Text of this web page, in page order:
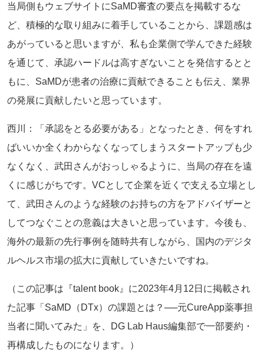
当局側もウェブサイトにSaMD審査の要点を掲載するな
ど、積極的な取り組みに着手していることから、課題感は
あがっていると思いますが、私も企業側で学んできた経験
を通じて、承認ハードルは高すぎないことを発信するとと
もに、SaMDが患者の治療に貢献できることも伝え、業界
の発展に貢献したいと思っています。
西川：「承認をとる必要がある」となったとき、何をすれ
ばいいか全くわからなくなってしまうスタートアップも少
なくなく、武田さんがおっしゃるように、当局の存在を遠
くに感じがちです。VCとして企業を近くで支える立場とし
て、武田さんのような経験のお持ちの方をアドバイザーと
してつなぐことの意義は大きいと思っています。今後も、
海外の最新の先行事例を随時共有しながら、国内のデジタ
ルヘルス市場の拡大に貢献していきたいですね。
（この記事は『talent book』に2023年4月12日に掲載され
た記事「SaMD（DTx）の課題とは？──元CureApp薬事担
当者に聞いてみた」を、DG Lab Haus編集部で一部要約・
再構成したものになります。）